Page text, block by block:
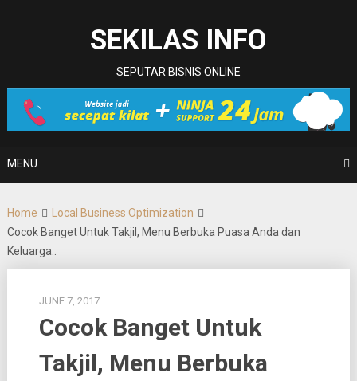
SEKILAS INFO
SEPUTAR BISNIS ONLINE
MENU
Home
Local Business Optimization
Cocok Banget Untuk Takjil, Menu Berbuka Puasa Anda dan
Keluarga..
JUNE 7, 2017
Cocok Banget Untuk
Takjil, Menu Berbuka